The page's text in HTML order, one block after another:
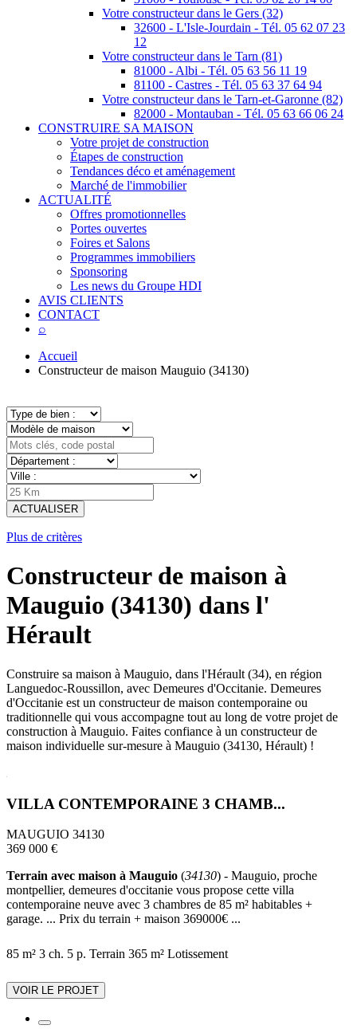
Votre constructeur dans le Gers (32)
32600 - L'Isle-Jourdain - Tél. 05 62 07 23
12
Votre constructeur dans le Tarn (81)
81000 - Albi - Tél. 05 63 56 11 19
81100 - Castres - Tél. 05 63 37 64 94
Votre constructeur dans le Tarn-et-Garonne (82)
82000 - Montauban - Tél. 05 63 66 06 24
CONSTRUIRE SA MAISON
Votre projet de construction
Étapes de construction
Tendances déco et aménagement
Marché de l'immobilier
ACTUALITÉ
Offres promotionnelles
Portes ouvertes
Foires et Salons
Programmes immobiliers
Sponsoring
Les news du Groupe HDI
AVIS CLIENTS
CONTACT
⌕
Accueil
Constructeur de maison Mauguio (34130)
ACTUALISER
Plus de critères
Constructeur de maison à
Mauguio (34130) dans l'
Hérault
Construire sa maison à Mauguio, dans l'Hérault (34), en région
Languedoc-Roussillon, avec Demeures d'Occitanie. Demeures
d'Occitanie est un constructeur de maison contemporaine ou
traditionnelle qui vous accompagne tout au long de votre projet de
construction à Mauguio. Faites confiance à un constructeur de
maison individuelle sur-mesure à Mauguio (34130, Hérault) !
VILLA CONTEMPORAINE 3 CHAMB...
MAUGUIO 34130
369 000 €
Terrain avec maison à Mauguio (34130) - Mauguio, proche
montpellier, demeures d'occitanie vous propose cette villa
contemporaine neuve avec 3 chambres de 85 m² habitables +
garage. ... Prix du terrain + maison 369000€ ...
85 m² 3 ch. 5 p. Terrain 365 m² Lotissement
VOIR LE PROJET